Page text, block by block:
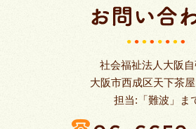
社会福祉法人大阪
大阪市西成区天下茶
担当:「難波」ま